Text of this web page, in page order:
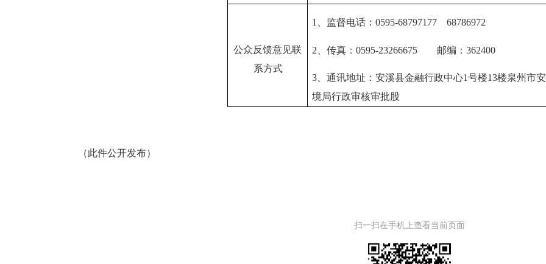
公众反馈意见联
系方式
1、 监督电话： 0595-68797177 68786972
2、传真：0595-23266675 邮编：362400
3、通讯地址：安溪县金融行政中心1号楼13楼泉州市
境局行政审核审批股
（此件公开发布）
扫一扫在手机上查看当前页面